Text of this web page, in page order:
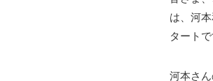
は、河
タートで
河本さ